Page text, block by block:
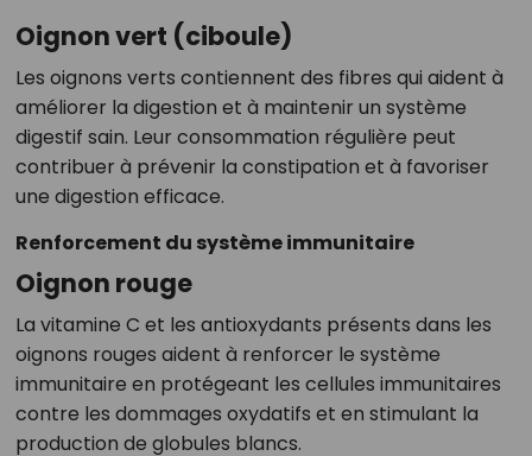
Oignon vert (ciboule)
Les oignons verts contiennent des fibres qui aident à
améliorer la digestion et à maintenir un système
digestif sain. Leur consommation régulière peut
contribuer à prévenir la constipation et à favoriser
une digestion efficace.
Renforcement du système immunitaire
Oignon rouge
La vitamine C et les antioxydants présents dans les
oignons rouges aident à renforcer le système
immunitaire en protégeant les cellules immunitaires
contre les dommages oxydatifs et en stimulant la
production de globules blancs.